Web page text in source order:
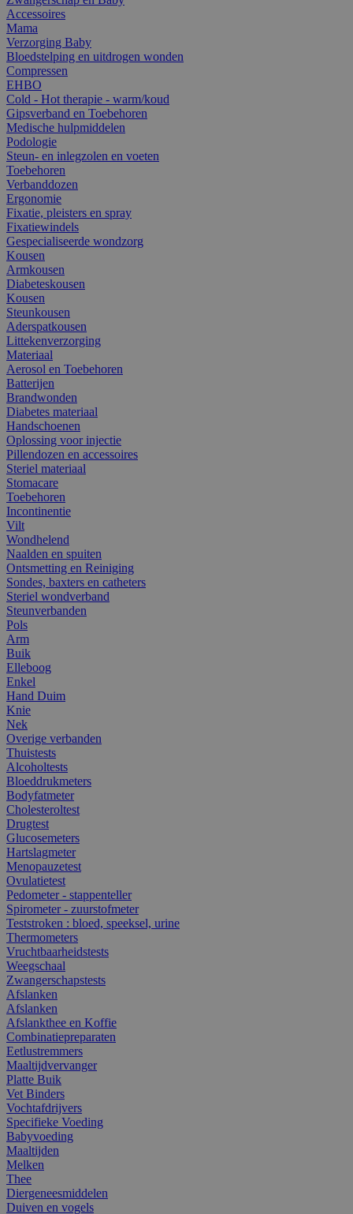
Accessoires
Mama
Verzorging Baby
Bloedstelping en uitdrogen wonden
Compressen
EHBO
Cold - Hot therapie - warm/koud
Gipsverband en Toebehoren
Medische hulpmiddelen
Podologie
Steun- en inlegzolen en voeten
Toebehoren
Verbanddozen
Ergonomie
Fixatie, pleisters en spray
Fixatiewindels
Gespecialiseerde wondzorg
Kousen
Armkousen
Diabeteskousen
Kousen
Steunkousen
Aderspatkousen
Littekenverzorging
Materiaal
Aerosol en Toebehoren
Batterijen
Brandwonden
Diabetes materiaal
Handschoenen
Oplossing voor injectie
Pillendozen en accessoires
Steriel materiaal
Stomacare
Toebehoren
Incontinentie
Vilt
Wondhelend
Naalden en spuiten
Ontsmetting en Reiniging
Sondes, baxters en catheters
Steriel wondverband
Steunverbanden
Pols
Arm
Buik
Elleboog
Enkel
Hand Duim
Knie
Nek
Overige verbanden
Thuistests
Alcoholtests
Bloeddrukmeters
Bodyfatmeter
Cholesteroltest
Drugtest
Glucosemeters
Hartslagmeter
Menopauzetest
Ovulatietest
Pedometer - stappenteller
Spirometer - zuurstofmeter
Teststroken : bloed, speeksel, urine
Thermometers
Vruchtbaarheidstests
Weegschaal
Zwangerschapstests
Afslanken
Afslanken
Afslankthee en Koffie
Combinatiepreparaten
Eetlustremmers
Maaltijdvervanger
Platte Buik
Vet Binders
Vochtafdrijvers
Specifieke Voeding
Babyvoeding
Maaltijden
Melken
Thee
Diergeneesmiddelen
Duiven en vogels